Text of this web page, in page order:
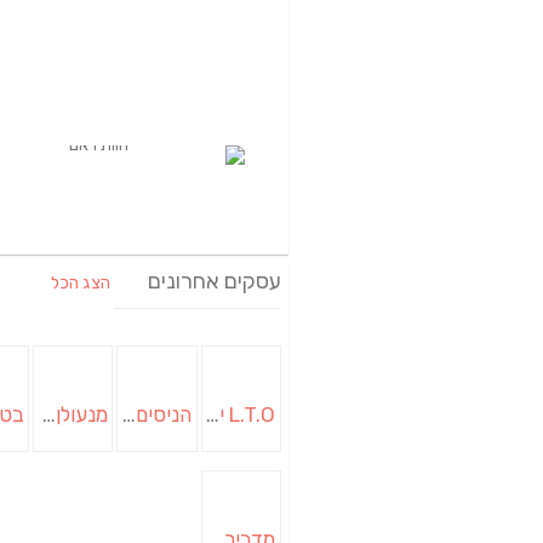
עסקים אחרונים הצג הכל
L.T.O יעוץ משכנתאות וכלכלת משפחה | יועץ משכנתאות באשכול הניסים של השף | מסעדת שף בבית | ארוחות גורמה מנעולן בבאר שבע | מנעולן באופקים | ויטלי המנעולן